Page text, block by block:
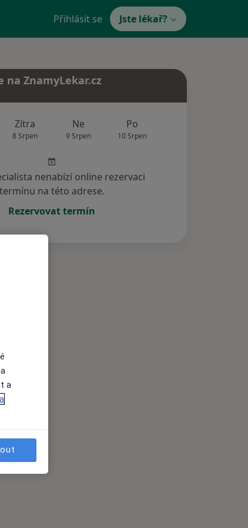
Přihlásit se Jste lékař?
na ZnamyLekar.cz
Zítra
8 Srpen
Ne
9 Srpen
Po
10 Srpen
nenabízí online rezervaci
termínu na této adrese.
Rezervovat termín
a